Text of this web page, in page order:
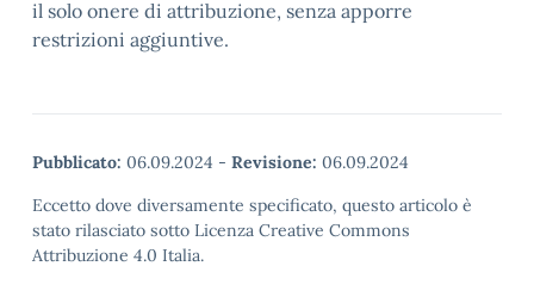
il solo onere di attribuzione, senza apporre
restrizioni aggiuntive.
Pubblicato: 06.09.2024 - Revisione: 06.09.2024
Eccetto dove diversamente specificato, questo articolo è
stato rilasciato sotto Licenza Creative Commons
Attribuzione 4.0 Italia.